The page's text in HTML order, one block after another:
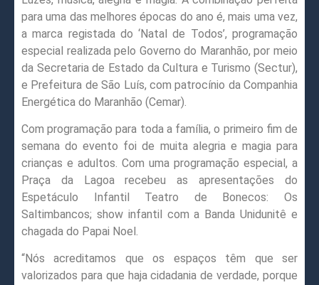
para uma das melhores épocas do ano é, mais uma vez,
a marca registada do ‘Natal de Todos’, programação
especial realizada pelo Governo do Maranhão, por meio
da Secretaria de Estado da Cultura e Turismo (Sectur),
e Prefeitura de São Luís, com patrocínio da Companhia
Energética do Maranhão (Cemar).
Com programação para toda a família, o primeiro fim de
semana do evento foi de muita alegria e magia para
crianças e adultos. Com uma programação especial, a
Praça da Lagoa recebeu as apresentações do
Espetáculo Infantil Teatro de Bonecos: Os
Saltimbancos; show infantil com a Banda Unidunitê e
chagada do Papai Noel.
“Nós acreditamos que os espaços têm que ser
valorizados para que haja cidadania de verdade, porque